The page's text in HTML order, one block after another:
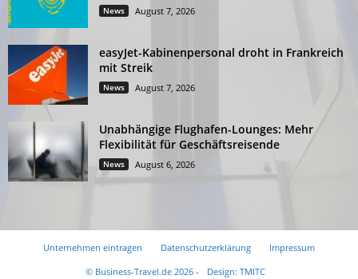
News August 7, 2026
easyJet-Kabinenpersonal droht in Frankreich
mit Streik
News August 7, 2026
Unabhängige Flughafen-Lounges: Mehr
Flexibilität für Geschäftsreisende
News August 6, 2026
Unternehmen eintragen Datenschutzerklärung
Impressum
© Business-Travel.de 2026 -
Design: TMITC